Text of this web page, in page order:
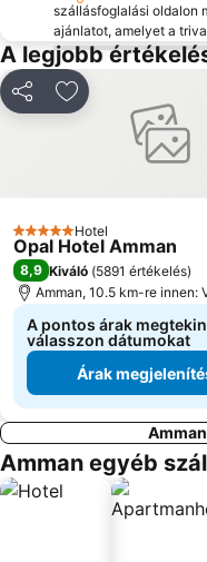
szállásfoglalási oldalon
ajánlatot, amelyet a
A legjobb
MegosztásHozzáadás a
5 Kategória
Hotel
Opal Hotel Amman
8,9 Kiváló (5891 értékelés)
Amman, 10.5 km-re innen:
A pontos árak
válasszon dátumokat
Árak
Amman egyéb